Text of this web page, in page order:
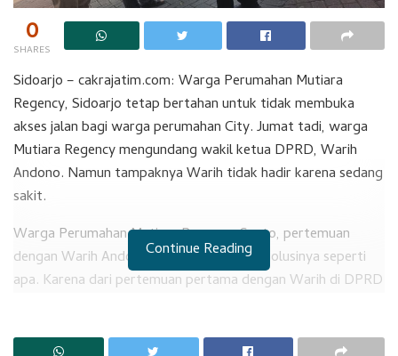
0
SHARES
Sidoarjo – cakrajatim.com: Warga Perumahan Mutiara
Regency, Sidoarjo tetap bertahan untuk tidak membuka
akses jalan bagi warga perumahan City. Jumat tadi, warga
Mutiara Regency mengundang wakil ketua DPRD, Warih
Andono. Namun tampaknya Warih tidak hadir karena sedang
sakit.
Warga Perumahan Mutiara Regency, Santo, pertemuan
dengan Warih Andono untuk mengetahui solusinya seperti
apa. Karena dari pertemuan pertama dengan Warih di DPRD
Continue Reading